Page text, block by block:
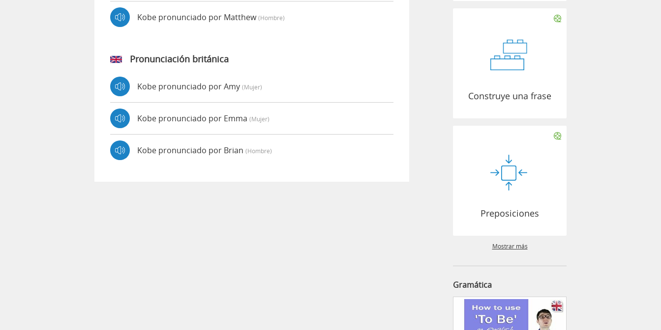
Kobe pronunciado por Matthew(hombre)
Pronunciación británica
Kobe pronunciado por Amy (mujer)
Kobe pronunciado por Emma (mujer)
Kobe pronunciado por Brian (hombre)
Construye una frase
Preposiciones
Mostrar más
Gramática